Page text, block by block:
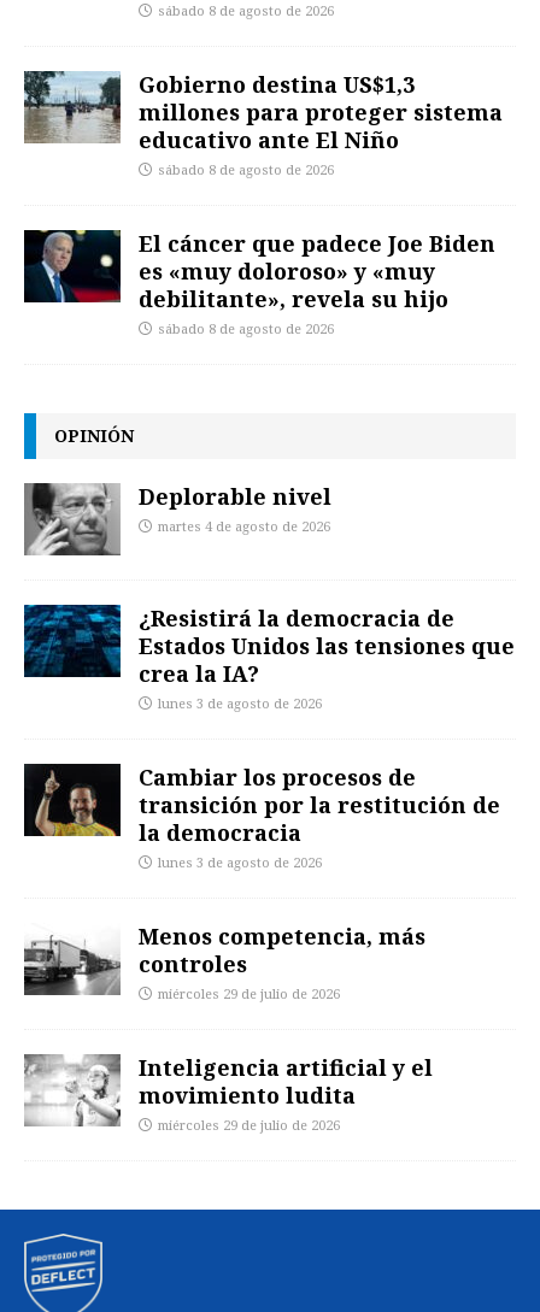
sábado 8 de agosto de 2026
Gobierno destina US$1,3
millones para proteger sistema
educativo ante El Niño
sábado 8 de agosto de 2026
El cáncer que padece Joe Biden
es «muy doloroso» y «muy
debilitante», revela su hijo
sábado 8 de agosto de 2026
OPINIÓN
Deplorable nivel
martes 4 de agosto de 2026
¿Resistirá la democracia de
Estados Unidos las tensiones que
crea la IA?
lunes 3 de agosto de 2026
Cambiar los procesos de
transición por la restitución de
la democracia
lunes 3 de agosto de 2026
Menos competencia, más
controles
miércoles 29 de julio de 2026
Inteligencia artificial y el
movimiento ludita
miércoles 29 de julio de 2026